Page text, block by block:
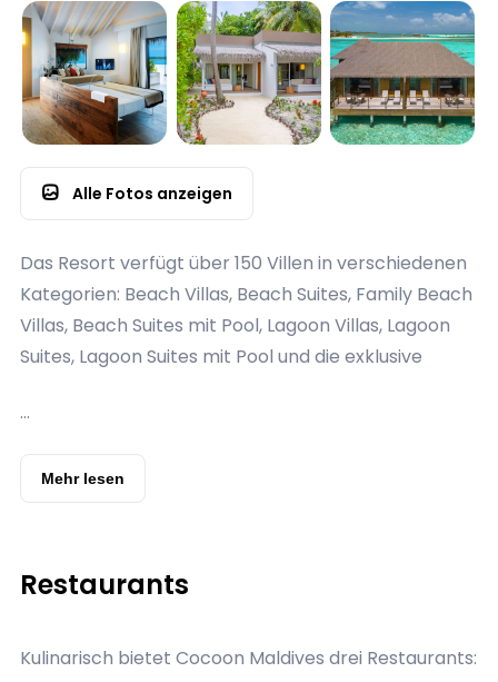
Alle Fotos anzeigen
Das Resort verfügt über 150 Villen in verschiedenen
Kategorien: Beach Villas, Beach Suites, Family Beach
Villas, Beach Suites mit Pool, Lagoon Villas, Lagoon
Suites, Lagoon Suites mit Pool und die exklusive
Design mit maledivischem Charme. Typische
Ausstattungen sind Kingsize-Betten, Klimaanlage,
Deckenventilator, Minibar, Safe, Tee- und
Kaffeestation mit Espresso-Maschine, Flatscreen-
Regendusche und Doppelwaschbecken sowie
direkten Zugang zum Strand oder zur Lagune.
...
Mehr lesen
Restaurants
Kulinarisch bietet Cocoon Maldives drei Restaurants: